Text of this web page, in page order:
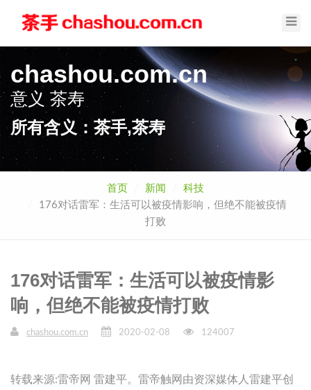
chashou.com.cn
意义
茶手
所有含义：茶手,茶寿
首页 新闻
科技
176对话雷军：生活可以被疫情影响，但绝不能被疫情
打败
176对话雷军：生活可以被疫情影
响，但绝不能被疫情打败
chashou.com.cn 2020-02-08 124007
转载来源:雷帝网 雷建平。雷帝触网由资深媒体人雷建平创